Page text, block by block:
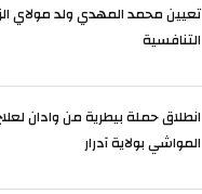
تعيين محمد المهدي ولد مولاي
التنافسية
انطلاق حملة بيطرية من وادان
المواشي بولاية آدرار